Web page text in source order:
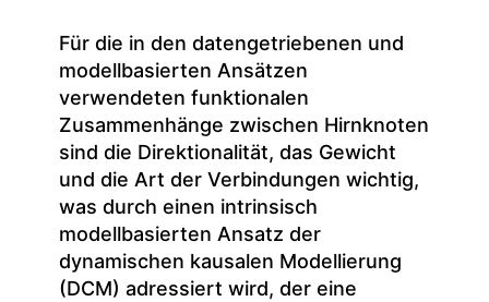
Für die in den datengetriebenen und
modellbasierten Ansätzen
verwendeten funktionalen
Zusammenhänge zwischen Hirnknoten
sind die Direktionalität, das Gewicht
und die Art der Verbindungen wichtig,
was durch einen intrinsisch
modellbasierten Ansatz der
dynamischen kausalen Modellierung
(DCM) adressiert wird, der eine